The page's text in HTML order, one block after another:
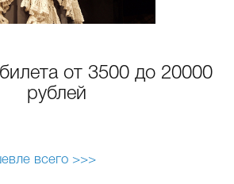
от 3500 до 20000
рублей
всего >>>